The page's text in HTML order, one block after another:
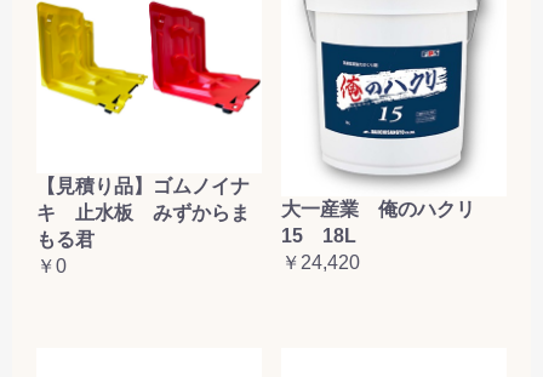
【見積り品】ゴムノイナ
キ 止水板 みずからま
もる君
￥0
大一産業 俺のハクリ
15 18L
￥24,420